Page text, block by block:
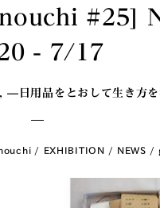
#25]
- 7/17
用品をとおして生き方を
EXHIBITION NEWS